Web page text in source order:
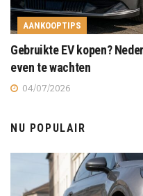
AANKOOPTIPS
Gebruikte EV kopen?
even te wachten
04/07/2026
NU POPULAIR